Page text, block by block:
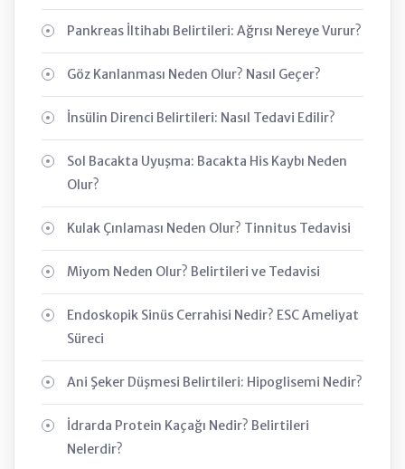
Pankreas İltihabı Belirtileri: Ağrısı Nereye Vurur?
Göz Kanlanması Neden Olur? Nasıl Geçer?
İnsülin Direnci Belirtileri: Nasıl Tedavi Edilir?
Sol Bacakta Uyuşma: Bacakta His Kaybı Neden
Olur?
Kulak Çınlaması Neden Olur? Tinnitus Tedavisi
Miyom Neden Olur? Belirtileri ve Tedavisi
Endoskopik Sinüs Cerrahisi Nedir? ESC Ameliyat
Süreci
Ani Şeker Düşmesi Belirtileri: Hipoglisemi Nedir?
İdrarda Protein Kaçağı Nedir? Belirtileri
Nelerdir?